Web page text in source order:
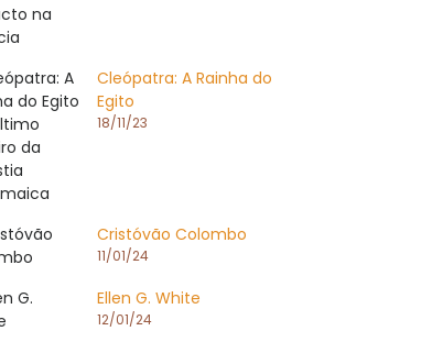
Cleópatra: A Rainha do
Egito
18/11/23
Cristóvão Colombo
11/01/24
Ellen G. White
12/01/24